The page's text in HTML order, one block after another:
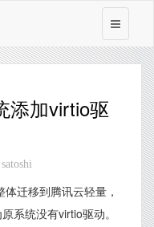
添加virtio驱
satoshi
迁移到腾讯云轻量，
系统没有virtio驱动。